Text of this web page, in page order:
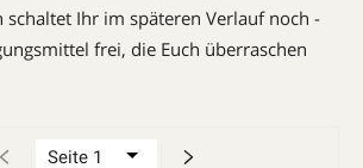
schaltet Ihr im späteren Verlauf noch
frei, die Euch überraschen